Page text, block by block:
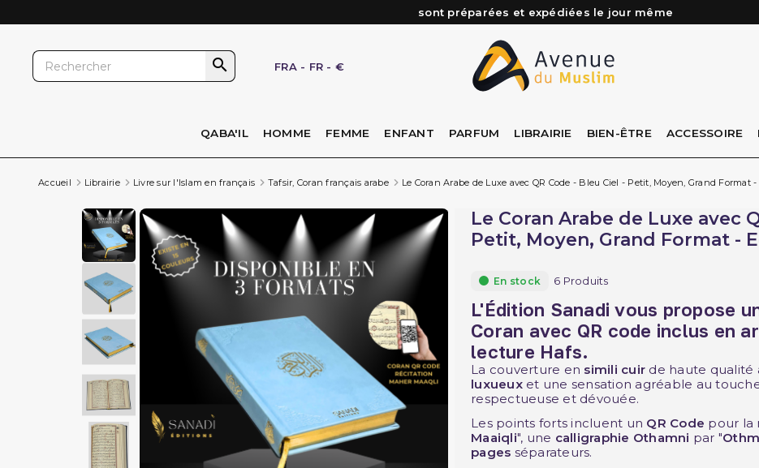
Besoin d'aide ? Retrouvez notre FAQ
Les Commandes passées avant 15h (lun au Vend)
sont préparées et expédiées le jour même
 FRA - FR - €
QABA'IL HOMME FEMME ENFANT PARFUM LIBRAIRIE BIEN-ÊTRE ACCESSOIRE
Accueil Librairie Livre sur l'Islam en français Tafsir, Coran français arabe Le Coran Arabe de Luxe avec QR Code - Bleu Ciel - Petit, Moyen, Grand Format
Le Coran Arabe de Luxe avec
Petit, Moyen, Grand Format -
En stock 6 Produits
L'Édition Sanadivous propose
Coran avec QR code inclus en
lecture Hafs.
La couverture en simili cuir de haute qualité
luxueux et une sensation agréable au
respectueuse et dévouée.
Les points forts incluent un QR Code pour la
Maaiqli", une calligraphie Othamni par "
pages séparateurs.